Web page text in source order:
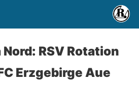
RSV Rotation
Erzgebirge Aue